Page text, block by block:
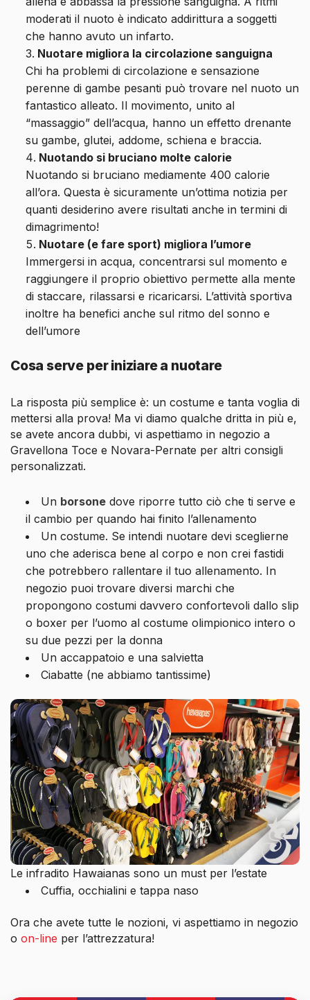
moderati il nuoto è indicato addirittura a soggetti
che hanno avuto un infarto.
Nuotare migliora la circolazione sanguigna
Chi ha problemi di circolazione e sensazione
perenne di gambe pesanti può trovare nel nuoto un
fantastico alleato. Il movimento, unito al
“massaggio” dell’acqua, hanno un effetto drenante
su gambe, glutei, addome, schiena e braccia.
Nuotando si bruciano molte calorie
Nuotando si bruciano mediamente 400 calorie
all’ora. Questa è sicuramente un’ottima notizia per
quanti desiderino avere risultati anche in termini di
dimagrimento!
Nuotare (e fare sport) migliora l’umore
Immergersi in acqua, concentrarsi sul momento e
raggiungere il proprio obiettivo permette alla mente
di staccare, rilassarsi e ricaricarsi. L’attività sportiva
inoltre ha benefici anche sul ritmo del sonno e
dell’umore
Cosa serve per iniziare a nuotare
La risposta più semplice è: un costume e tanta voglia di
mettersi alla prova! Ma vi diamo qualche dritta in più e,
se avete ancora dubbi, vi aspettiamo in negozio a
Gravellona Toce e Novara-Pernate per altri consigli
personalizzati.
Un borsone dove riporre tutto ciò che ti serve e
il cambio per quando hai finito l’allenamento
Un costume. Se intendi nuotare devi sceglierne
uno che aderisca bene al corpo e non crei fastidi
che potrebbero rallentare il tuo allenamento. In
negozio puoi trovare diversi marchi che
propongono costumi davvero confortevoli dallo slip
o boxer per l’uomo al costume olimpionico intero o
su due pezzi per la donna
Un accappatoio e una salvietta
Ciabatte (ne abbiamo tantissime)
Le infradito Hawaianas sono un must per l’estate
Cuffia, occhialini e tappa naso
Ora che avete tutte le nozioni, vi aspettiamo in negozio
o on-line per l’attrezzatura!